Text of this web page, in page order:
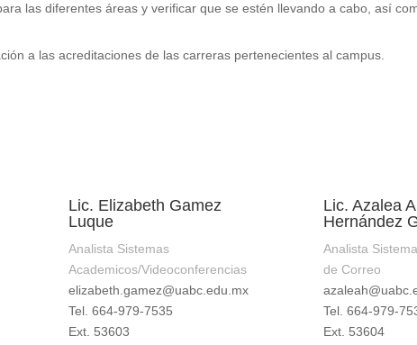
las diferentes áreas y verificar que se estén llevando a cabo, así
a las acreditaciones de las carreras pertenecientes al campus.
Lic. Elizabeth Gamez
Luque
Analista Sistemas
Academicos/Videoconferencias
elizabeth.gamez@uabc.edu.mx
Tel. 664-979-7535
Ext. 53603
Lic. Azalea
Hernández
Analista
de Correo
Tel. 664-979-
Ext. 53604